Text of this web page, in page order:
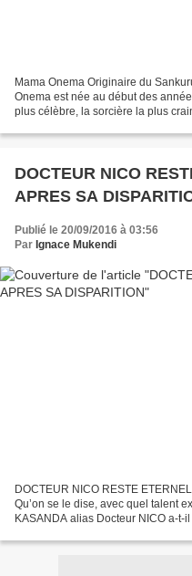
Mama Onema Originaire du
Onema est née au début des
plus célèbre, la sorcière la plus
DOCTEUR NICO RESTE ETERNEL 31 ANS
APRES SA
Publié le 20/09/2016 à 03:56
Par Ignace Mukendi
DOCTEUR NICO RESTE
Qu’on se le dise, avec quel talent
KASANDA alias Docteur NICO a-t-